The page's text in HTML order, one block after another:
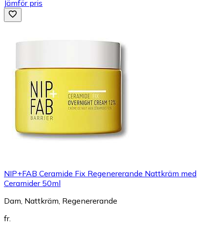
Jämför pris
NIP+FAB Ceramide Fix Regenererande Nattkräm med
Ceramider 50ml
Dam, Nattkräm, Regenererande
fr.